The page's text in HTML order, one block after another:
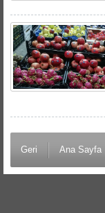
Geri Ana Sayfa